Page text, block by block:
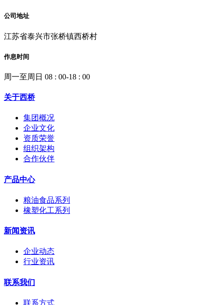
公司地址
江苏省泰兴市张桥镇西桥村
作息时间
周一至周日 08 : 00-18 : 00
关于西桥
集团概况
企业文化
资质荣誉
组织架构
合作伙伴
产品中心
粮油食品系列
橡塑化工系列
新闻资讯
企业动态
行业资讯
联系我们
联系方式